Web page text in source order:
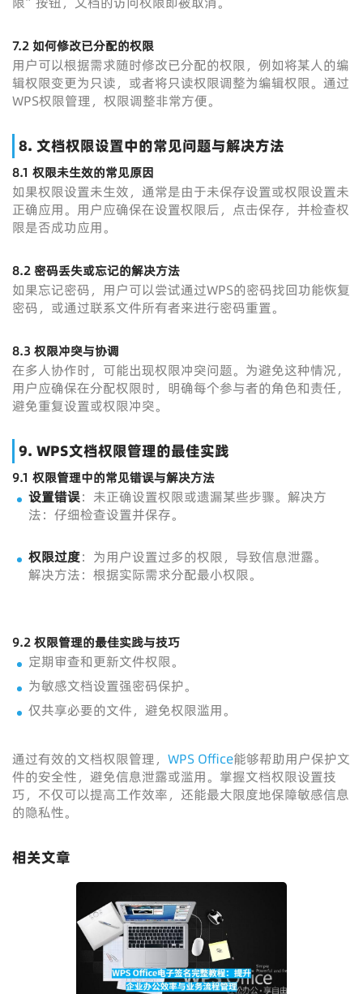
7.2 如何修改已分配的权限
用户可以根据需求随时修改已分配的权限，例如将某人的编
辑权限变更为只读，或者将只读权限调整为编辑权限。通过
WPS权限管理，权限调整非常方便。
8. 文档权限设置中的常见问题与解决方法
8.1 权限未生效的常见原因
如果权限设置未生效，通常是由于未保存设置或权限设置未
正确应用。用户应确保在设置权限后，点击保存，并检查权
限是否成功应用。
8.2密码丢失或忘记的解决方法
如果忘记密码，用户可以尝试通过WPS的密码找回功能恢复
密码，或通过联系文件所有者来进行密码重置。
8.3 权限冲突与协调
在多人协作时，可能出现权限冲突问题。为避免这种情况，
用户应确保在分配权限时，明确每个参与者的角色和责任，
避免重复设置或权限冲突。
9. WPS文档权限管理的最佳实践
9.1 权限管理中的常见错误与解决方法
设置错误：未正确设置权限或遗漏某些步骤。解决方
法：仔细检查设置并保存。
权限过度：为用户设置过多的权限，导致信息泄露。
解决方法：根据实际需求分配最小权限。
9.2权限管理的最佳实践与技巧
定期审查和更新文件权限。
为敏感文档设置强密码保护。
仅共享必要的文件，避免权限滥用。
通过有效的文档权限管理， WPS Office能够帮助用户保护文
件的安全性，避免信息泄露或滥用。掌握文档权限设置技
巧，不仅可以提高工作效率，还能最大限度地保障敏感信息
的隐私性。
相关文章